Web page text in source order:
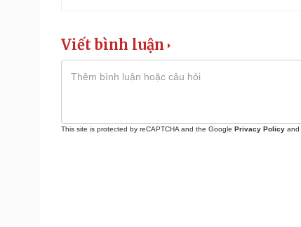
Viết bình luận
This site is protected by reCAPTCHA and the Google Privacy Policy and